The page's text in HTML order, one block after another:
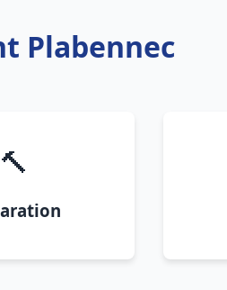
Plabennec
🔨